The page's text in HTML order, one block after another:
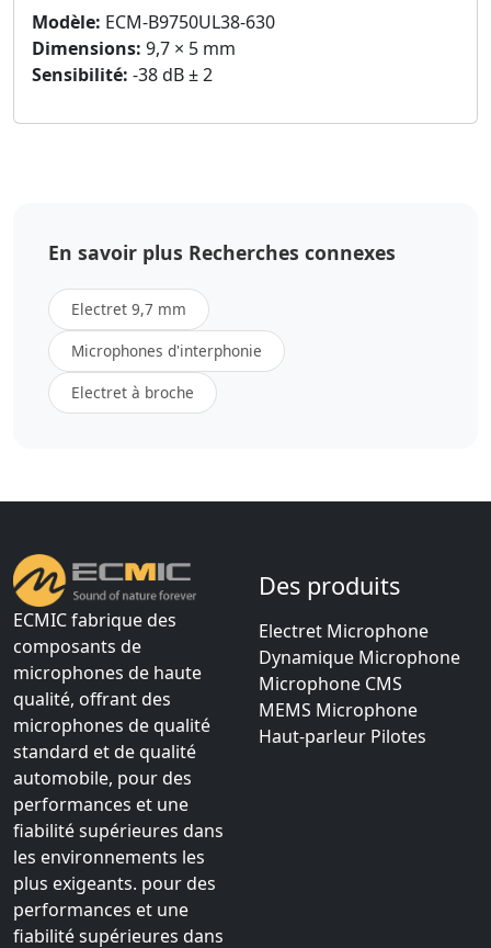
Modèle: ECM-B9750UL38-630
Dimensions: 9,7 × 5 mm
Sensibilité: -38 dB ± 2
En savoir plus Recherches connexes
Electret 9,7 mm
Microphones d'interphonie
Electret à broche
ECMIC fabrique des
composants de
microphones de haute
qualité, offrant des
microphones de qualité
standard et de qualité
automobile, pour des
performances et une
fiabilité supérieures dans
les environnements les
plus exigeants. pour des
performances et une
fiabilité supérieures dans
Des produits
Electret Microphone
Dynamique Microphone
Microphone CMS
MEMS Microphone
Haut-parleur Pilotes